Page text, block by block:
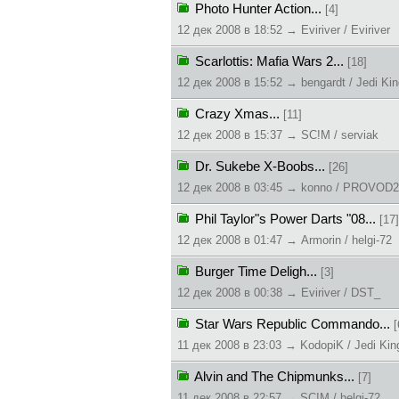
Photo Hunter Action... [4]
12 дек 2008 в 18:52 → Eviriver / Eviriver
Scarlottis: Mafia Wars 2... [18]
12 дек 2008 в 15:52 → bengardt / Jedi
Crazy Xmas... [11]
12 дек 2008 в 15:37 → SC!M / serviak
Dr. Sukebe X-Boobs... [26]
12 дек 2008 в 03:45 → konno /
Phil Taylor"s Power Darts "08... [17]
12 дек 2008 в 01:47 → Armorin / helgi-72
Burger Time Deligh... [3]
12 дек 2008 в 00:38 → Eviriver / DST_
Star Wars Republic Commando...
11 дек 2008 в 23:03 → KodopiK / Jedi
Alvin and The Chipmunks... [7]